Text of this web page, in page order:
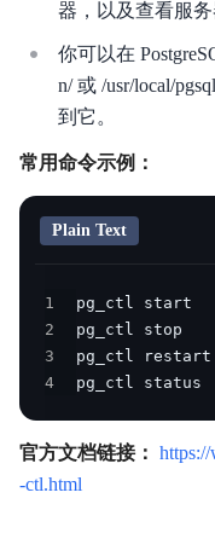
器，以及查看服务
你可以在
n/ 或 /usr/local/
到它。
常用命令示例：
Plain Text
1
2
3
4
pg_ctl status  #
官方文档链接：
-ctl.html